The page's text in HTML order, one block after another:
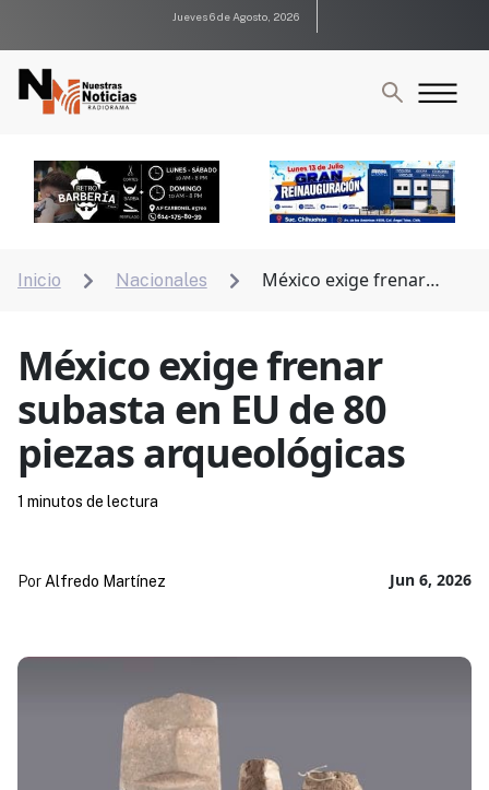
Jueves 6 de Agosto, 2026
Inicio  Nacionales 
México exige frenar
México exige frenar
subasta en EU de 80
piezas arqueológicas
Jun 6, 2026
Por Alfredo Martínez
1 minutos de lectura